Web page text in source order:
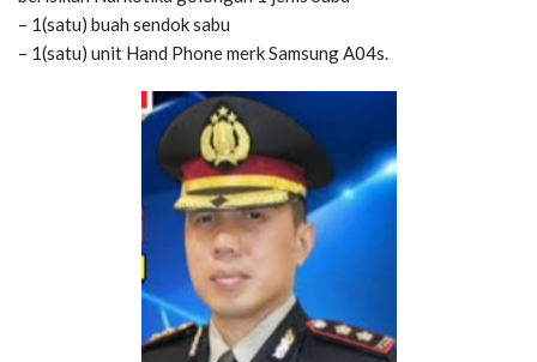
– 1(satu) buah sendok sabu
– 1(satu) unit Hand Phone merk Samsung A04s.